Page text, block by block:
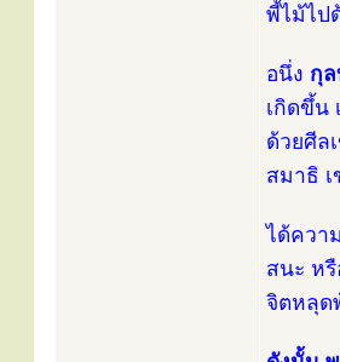
พี้ไม้ไป
อนึ่ง กุ
เกิดขึ้น
ด้วยศีล
สมาธิ
ได้ควา
สนะ ห
จิตหลุด